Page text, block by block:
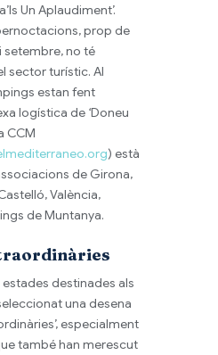
Un Aplaudiment’.
prop de
setembre, no té
sector turístic. Al
estan fent
logística de ‘Doneu
CCM
) està
de Girona,
València,
de Muntanya.
estades destinades als
una desena
especialment
també han merescut